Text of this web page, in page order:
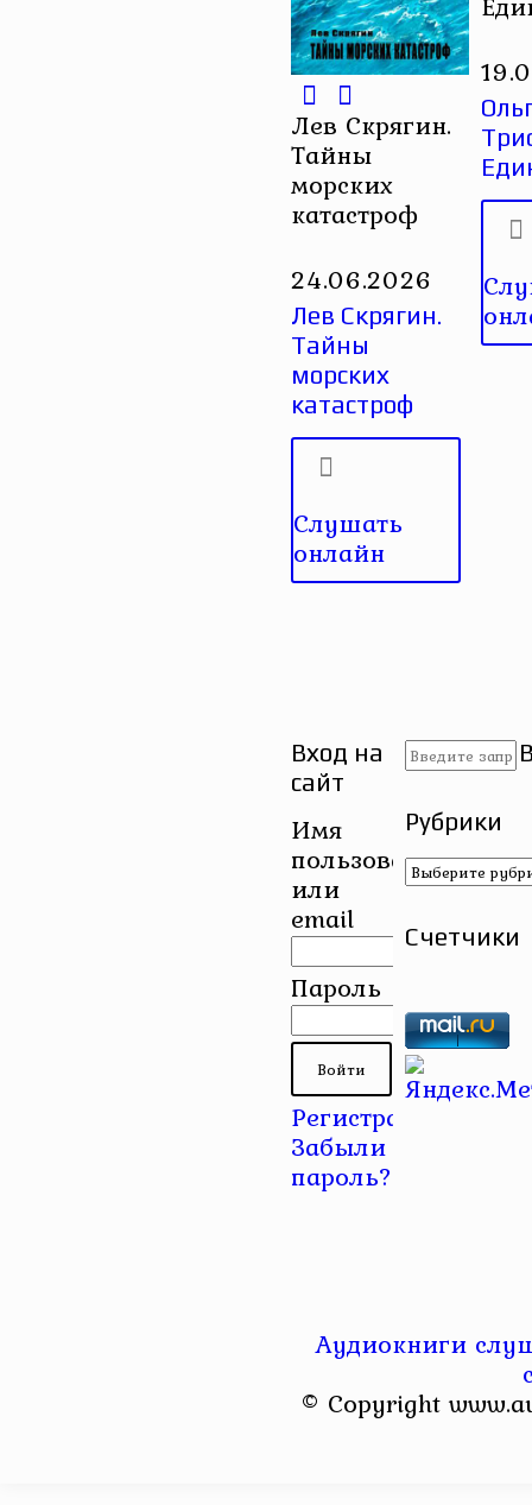
Лев Скрягин.
Тайны
морских
катастроф
24.06.2026
Лев Скрягин.
Тайны
морских
катастроф
Слушать
онлайн
Вход на
сайт
Имя
пользователя
или
email
Пароль
Регистрация
Забыли
пароль?
Рубрики
Рубрики
Счетчики
Аудиокниги
© Copyright